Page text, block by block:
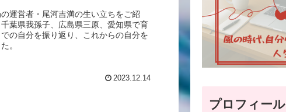
運営者・尾河吉満の生い立ちをご紹
葉県我孫子、広島県三原、愛知県で育
の自分を振り返り、これからの自分を
。
2023.12.14
プロフィール